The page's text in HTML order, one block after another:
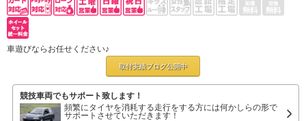
車遊びならお任せください♪
取付実績ブログ公開中
競技車両でもサポート致します！
頻繁にタイヤを消耗する走行をする方には何かしらの形で
サポートさせていただきます！